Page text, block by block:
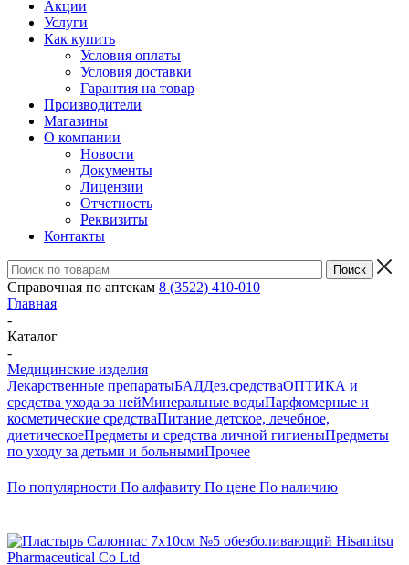
Акции
Услуги
Как купить
Условия оплаты
Условия доставки
Гарантия на товар
Производители
Магазины
О компании
Новости
Документы
Лицензии
Отчетность
Реквизиты
Контакты
Справочная по аптекам 8 (3522) 410-010
Главная
-
Каталог
-
Медицинские изделия
Лекарственные препаратыБАДДез.средстваОПТИКА и
средства ухода за нейМинеральные водыПарфюмерные и
косметические средстваПитание детское, лечебное,
диетическоеПредметы и средства личной гигиеныПредметы
по уходу за детьми и больнымиПрочее
По популярности По алфавиту По цене По наличию